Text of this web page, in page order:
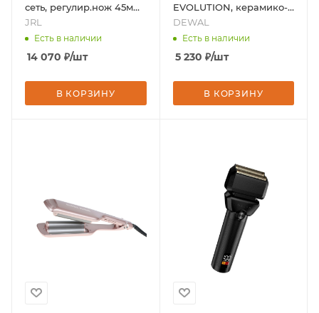
сеть, регулир.нож 45мм.
FF 2020C, бренд - JRL
JRL
Есть в наличии
14 070 ₽/шт
В КОРЗИНУ
EVOLUTION, керамико-
турмалиновое, 25 мм,
100Вт, бренд - DEWAL
DEWAL
Есть в наличии
5 230 ₽/шт
В КОРЗИНУ